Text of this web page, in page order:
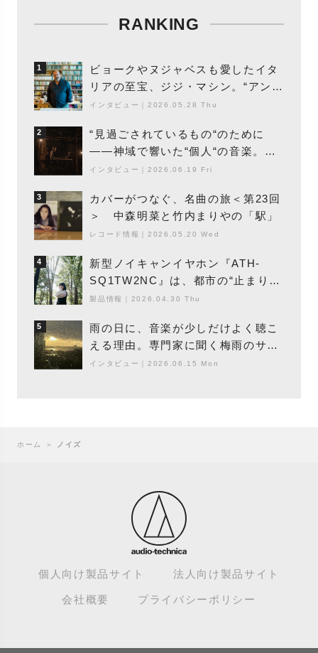
RANKING
1
ビョークやヌジャベスも愛したイタ
リアの至宝、ジジ・マシン。“アンビ
エントの巨匠”が明かす創作の原点
インタビュー 2026.05.28 Thu
2
“見過ごされているもの“のために
――神域で響いた“個人“の音楽。冥
丁の『赤城 夜神楽』をレポート
インタビュー 2026.06.19 Fri
3
カバーがつなぐ、名曲の旅＜第23回
＞ 中森明菜と竹内まりやの「駅」
レコード情報 2026.05.20 Wed
4
新型ノイキャンイヤホン『ATH-
SQ1TW2NC』は、都市の“止まり
木”になり得るーシンガーソングライ
製品情報 2026.04.30 Thu
5
雨の日に、音楽が少しだけよく聴こ
える理由。専門家に聞く梅雨のサウ
ンドスケープ
インタビュー 2026.06.15 Mon
ホーム ＞ ノイズ
個人向け製品サイト 法人向け製品サイト
会社概要 プライバシーポリシー